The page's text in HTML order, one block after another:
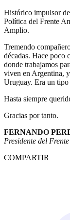
Histórico impulsor
Política del Frente
Amplio.
Tremendo
décadas. Hace poco
donde trabajamos
viven en Argentina,
Uruguay. Era un
Hasta siempre
Gracias por tanto.
FERNANDO
Presidente del
COMPARTIR